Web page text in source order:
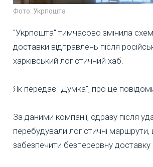
Фото: Укрпошта
"Укрпошта" тимчасово змінила
доставки відправлень після
харківський логістичний хаб.
Як передає "Думка", про це
За даними компанії, одразу після
перебудували логістичні
забезпечити безперервну доставку